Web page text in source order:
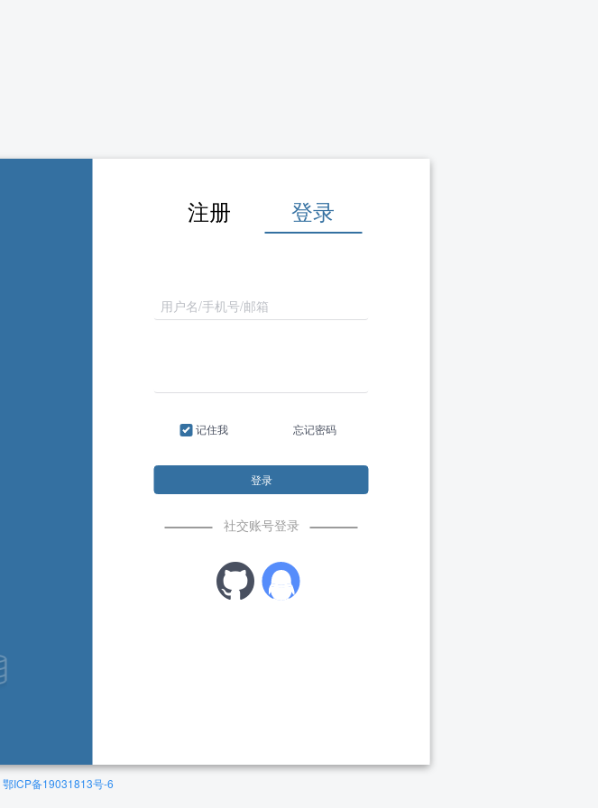
注册 登录
记住我 忘记密码
登录
社交账号登录
鄂ICP备19031813号-6